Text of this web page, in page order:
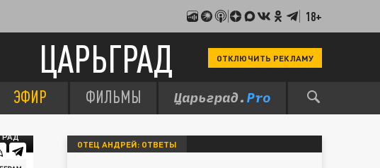
18+
ЦАРЬГРАД ОТКЛЮЧИТЬ РЕКЛАМУ
ЭФИР ФИЛЬМЫ
ОТЕЦ АНДРЕЙ: ОТВЕТЫ